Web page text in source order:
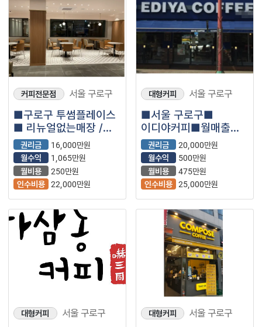
커피전문점 서울 구로구
■구로구 투썸플레이스
■ 리뉴얼없는매장 /
월수익1,065만원 /
초보추천창업
권리금
16,000만원
월수익
1,065만원
월비용
250만원
인수비용 22,000만원
대형커피 서울 구로구
■서울 구로구■
이디야커피■월매출
3500이상 매장
나왔습니다.
권리금
20,000만원
월수익
500만원
월비용
475만원
인수비용 25,000만원
대형커피 서울 구로구 대형커피 서울 구로구